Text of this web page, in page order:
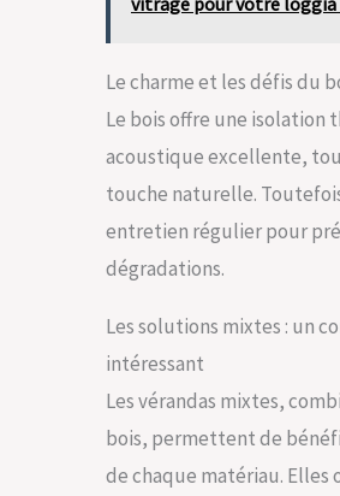
Le charme et les défis du
Le bois offre une isolation
acoustique excellente,
touche naturelle.
entretien régulier pour
dégradations.
Les solutions mixtes : un
intéressant
Les vérandas mixtes,
bois, permettent de
de chaque matériau. Elles